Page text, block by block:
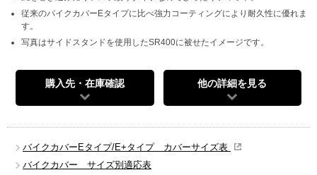
従来のバイクカバーEタイプに比べ強力コーティングにより耐久性に優れま
す。
写真はサイドスタンドを使用したSR400に被せたイメージです。
購入先・在庫確認 他の詳細を見る
バイクカバーEタイプ/E+タイプ カバーサイズ表
バイクカバー サイズ別適応表